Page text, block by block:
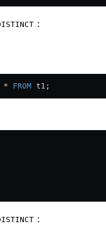
：
* FROM t1;
：